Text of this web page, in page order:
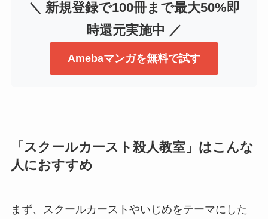
＼ 新規登録で100冊まで最大50%即
時還元実施中 ／
Amebaマンガを無料で試す
「スクールカースト殺人教室」はこんな
人におすすめ
まず、スクールカーストやいじめをテーマにした